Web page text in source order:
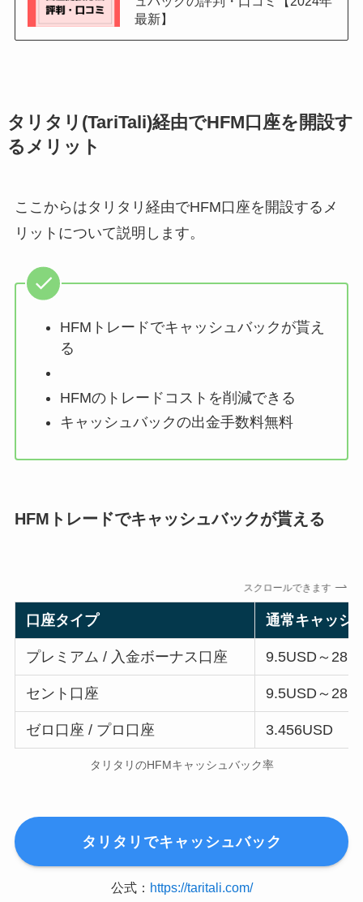
最新】
タリタリ(TariTali)経由でHFM口座を開設す
るメリット
ここからはタリタリ経由でHFM口座を開設するメ
リットについて説明します。
HFMトレードでキャッシュバックが貰え
る
HFMのトレードコストを削減できる
キャッシュバックの出金手数料無料
HFMトレードでキャッシュバックが貰える
スクロールできます
口座タイプ 通常キャッシ
プレミアム / 入金ボーナス口座 9.5USD～
セント口座 9.5USD～
ゼロ口座 / プロ口座 3.456USD
タリタリのHFMキャッシュバック率
タリタリでキャッシュバック
公式： https://taritali.com/